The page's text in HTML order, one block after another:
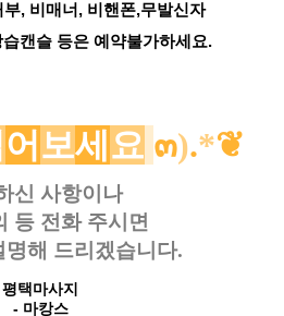
, 비매너, 비핸폰,무발신자
캔슬 등은 예약불가하세요.
어 보세요 ๓).*❦
신 사항이나
등 전화 주시면
명해 드리겠습니다.
평택마사지
- 마캉스